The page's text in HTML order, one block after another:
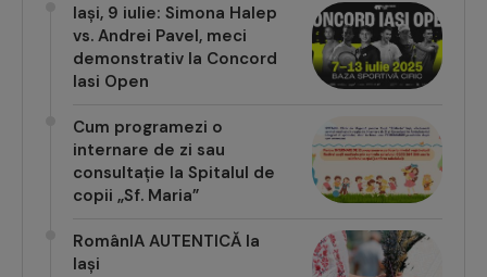
Iași, 9 iulie: Simona Halep
vs. Andrei Pavel, meci
demonstrativ la Concord
Iasi Open
Cum programezi o
internare de zi sau
consultație la Spitalul de
copii „Sf. Maria”
RomânIA AUTENTICĂ la
Iași